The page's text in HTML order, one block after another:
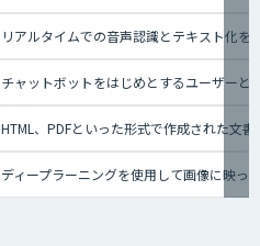
リアルタイムでの音声認識とテキスト化
チャットボットをはじめとするユーザー
HTML、PDFといった形式で作成された文
ディープラーニングを使用して画像に映っ